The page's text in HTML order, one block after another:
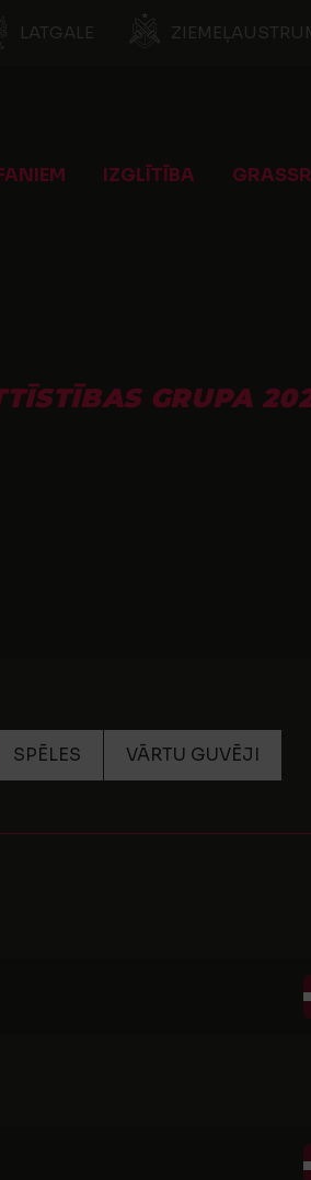
LATGALE
IZGLĪTĪBA
GRUPA
SPĒLES VĀRTU GUVĒJI